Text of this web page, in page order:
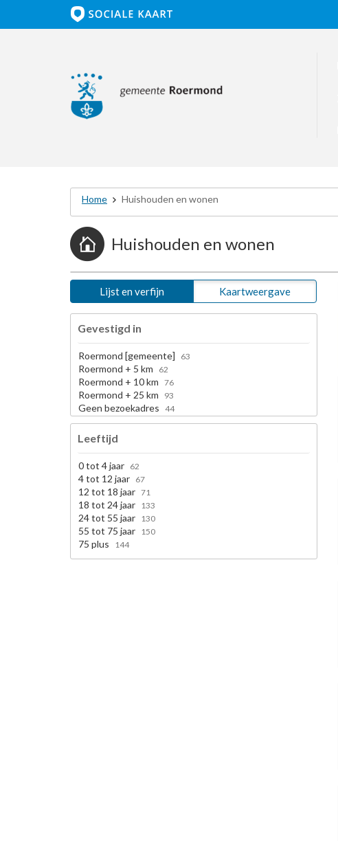
Home Huishouden en wonen
Huishouden en wonen
Lijst en verfijn Kaartweergave
Gevestigd in
Roermond [gemeente] 63
Roermond + 5 km 62
Roermond + 10 km 76
Roermond + 25 km 93
Geen bezoekadres 44
Leeftijd
0 tot 4 jaar 62
4 tot 12 jaar 67
12 tot 18 jaar 71
18 tot 24 jaar 133
24 tot 55 jaar 130
55 tot 75 jaar 150
75 plus 144